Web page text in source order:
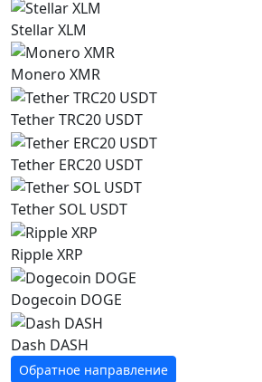
Stellar XLM
Monero XMR
Tether TRC20 USDT
Tether ERC20 USDT
Tether SOL USDT
Ripple XRP
Dogecoin DOGE
Dash DASH
Обратное направление